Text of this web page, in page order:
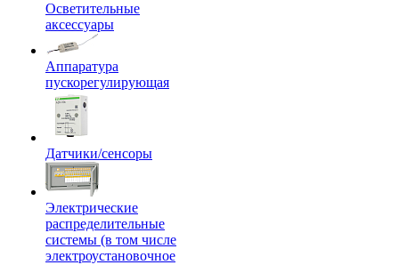
Осветительные
аксессуары
Аппаратура
пускорегулирующая
Датчики/сенсоры
Электрические
распределительные
системы (в том числе
электроустановочное